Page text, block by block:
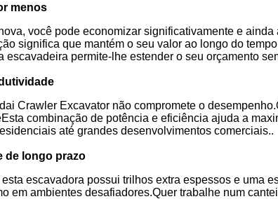
menos
você pode economizar significativamente e
significa que mantém o seu valor ao longo do
escavadeira permite-lhe estender o seu orçamento
Crawler Excavator não compromete o
combinação de potência e eficiência ajuda a
até grandes desenvolvimentos comerciais..
de longo prazo
escavadora possui trilhos extra espessos e uma
em ambientes desafiadores.Quer trabalhe num